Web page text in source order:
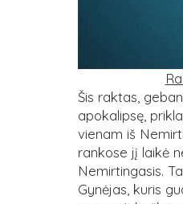
Šis raktas,
apokalipsę,
vienam iš
rankose jį laikė
Nemirtingasis.
Gynėjas, kuris